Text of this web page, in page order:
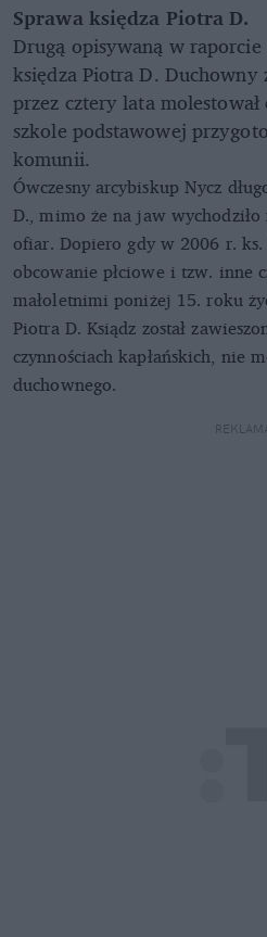
Sprawa księdza Piotra D.
Drugą opisywaną w
księdza Piotra D. Duchowny
przez cztery lata
szkole podstawowej
komunii.
Ówczesny arcybiskup Nycz
D., mimo że na jaw
ofiar. Dopiero gdy w 2006 r. ks.
obcowanie płciowe i tzw. inne
małoletnimi poniżej 15. roku
Piotra D. Ksiądz został
czynnościach kapłańskich, nie
duchownego.